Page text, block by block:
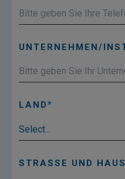
UNTERNEHMEN/
LAND
STRASSE UND